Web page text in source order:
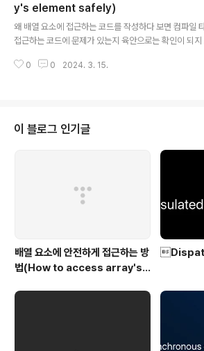
수 있습니다. 이렇게 사용할 수 있는 것은 아래 내용에서도
다루겠지만 Protocol의 편리함을 느끼게 해줍니다. 더보
기 First Class Citizen은 아래와 같은 특성을 갖고 있습
니다. 1. Property에 저장할 수 있다. 2. Method P..
y's element safely)
왜 배열 요소에 접근하는 코드를 작성하다 보면 컴파일
접근하는 코드에 문제가 있는지 육안으로는 확인이 되
out of range'와 함께 앱이 종료되는 상황을 마주할 수
를 발생시키고 앱이 종료될 수도 있다. (테스트 코드를 통
0 0 2024. 3. 15.
이 블로그 인기글
배열 요소에 안전하게 접근하는 방
법(How to access array's e